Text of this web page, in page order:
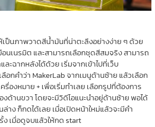
ป็นภาพวาดสีน้ำมันที่น่าตะลึงอย่างง่าย ๆ ด้วย
นเนรมิต และสามารถเลือกชุดสีสมจริง สามารถ
ะฉากหลังได้ด้วย เริ่มจากเข้าไปที่เว็บ
อกคำว่า MakerLab จากเมนูด้านซ้าย แล้วเลือก
รื่องหมาย + เพื่อเริ่มทำเลย เลือกรูปที่ต้องการ
งด้านขวา โดยจะมีวิดีโอแนะนำอยู่ด้านซ้าย พอได้
าง ก็กดได้เลย เมื่อเปิดหน้าใหม่แล้วจะมีคำ
ง เมื่อดูจบแล้วให้กด start